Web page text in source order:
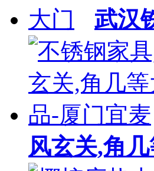
武汉
风玄关,角